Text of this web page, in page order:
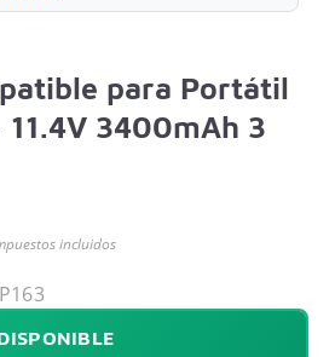
para Portátil
11.4V 3400mAh 3
incluidos